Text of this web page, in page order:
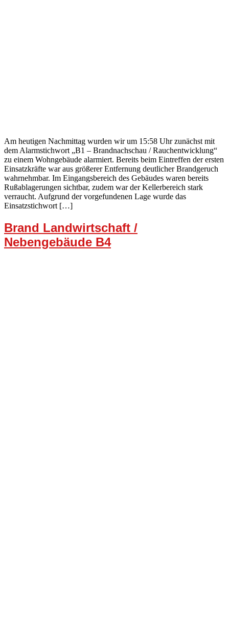
Am heutigen Nachmittag wurden wir um 15:58 Uhr zunächst mit
dem Alarmstichwort „B1 – Brandnachschau / Rauchentwicklung“
zu einem Wohngebäude alarmiert. Bereits beim Eintreffen der ersten
Einsatzkräfte war aus größerer Entfernung deutlicher Brandgeruch
wahrnehmbar. Im Eingangsbereich des Gebäudes waren bereits
Rußablagerungen sichtbar, zudem war der Kellerbereich stark
verraucht. Aufgrund der vorgefundenen Lage wurde das
Einsatzstichwort […]
Brand Landwirtschaft /
Nebengebäude B4